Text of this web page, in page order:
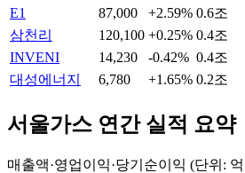
E1
87,000 +2.59% 0.6조
삼천리
120,100 +0.25% 0.4조
INVENI
14,230 -0.42% 0.4조
대성에너지
6,780 +1.65% 0.2조
서울가스 연간 실적 요약
매출액·영업이익·당기순이익 (단위: